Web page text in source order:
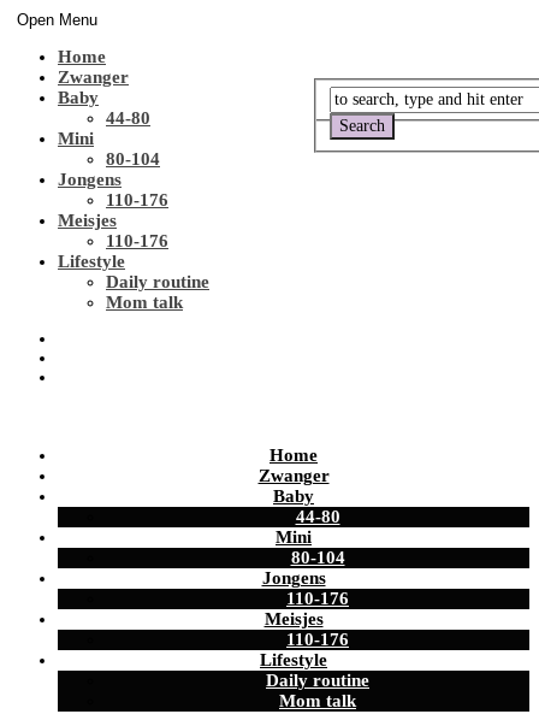
Open Menu
Home
Zwanger
Baby
44-80
Mini
80-104
Jongens
110-176
Meisjes
110-176
Lifestyle
Daily routine
Mom talk
Home
Zwanger
Baby
44-80
Mini
80-104
Jongens
110-176
Meisjes
110-176
Lifestyle
Daily routine
Mom talk